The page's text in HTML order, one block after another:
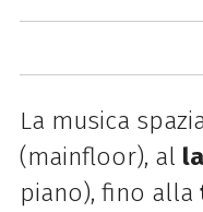
La musica
(mainfloor), al
piano), fino alla